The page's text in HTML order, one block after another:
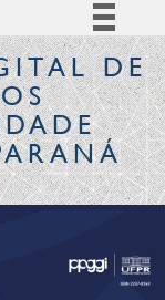
BR
informação
DE